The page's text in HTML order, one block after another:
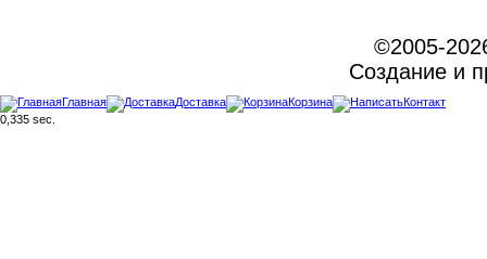
©2005-
Создание и
Главная Доставка Корзина
Контакт
0,335 sec.